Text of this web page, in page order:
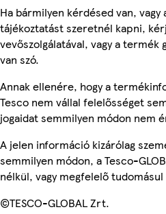
Ha bármilyen kérdésed van,
tájékoztatást szeretnél kapni,
vevőszolgálatával, vagy a
van szó.
Annak ellenére, hogy a
Tesco nem vállal felelősséget
jogaidat semmilyen módon nem
A jelen információ kizárólag
semmilyen módon, a Tesco-
nélkül, vagy megfelelő
©TESCO-GLOBAL Zrt.